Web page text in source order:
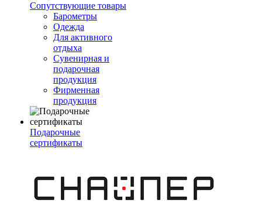
Сопутствующие товары
Барометры
Одежда
Для активного
отдыха
Сувенирная и
подарочная
продукция
Фирменная
продукция
Подарочные
сертификаты